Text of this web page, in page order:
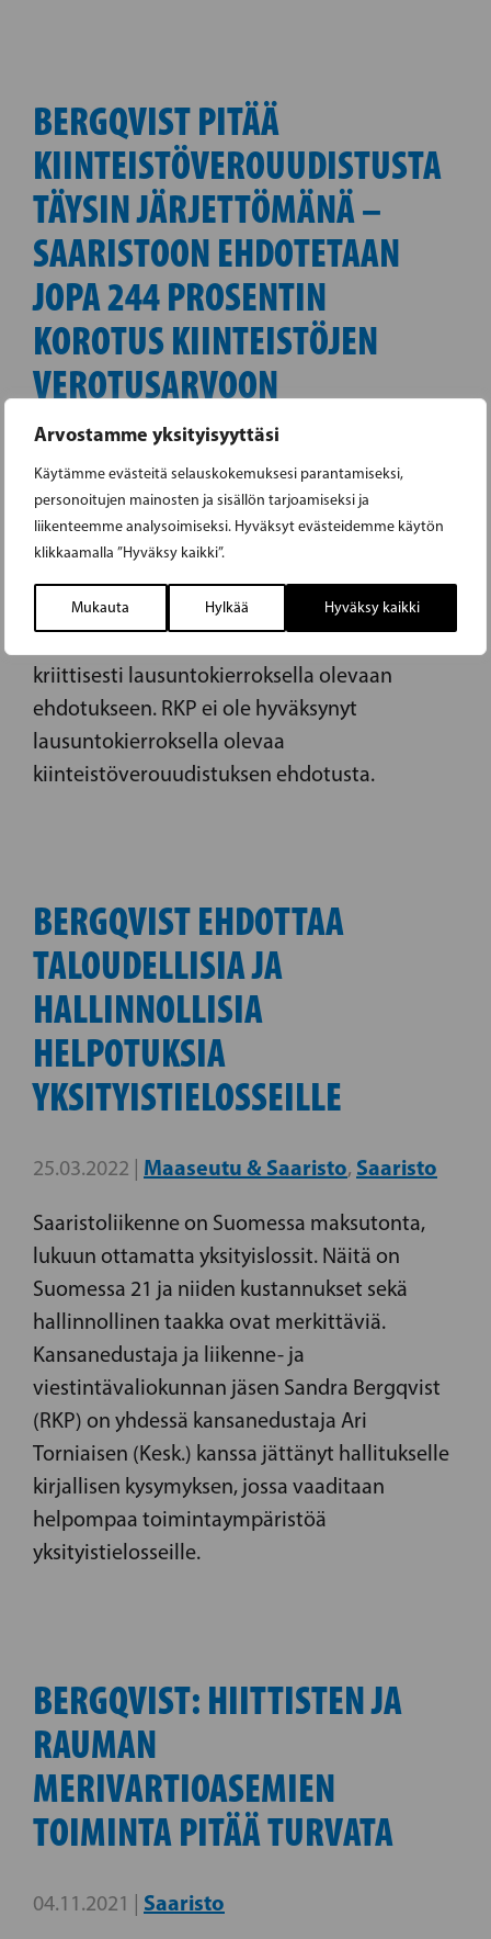
Arvostamme yksityisyyttäsi
Käytämme evästeitä selauskokemuksesi parantamiseksi,
personoitujen mainosten ja sisällön tarjoamiseksi ja
liikenteemme analysoimiseksi. Hyväksyt evästeidemme käytön
klikkaamalla ”Hyväksy kaikki”.
Mukauta Hylkää Hyväksy kaikki
BERGQVIST PITÄÄ
KIINTEISTÖVEROUUDISTUSTA
TÄYSIN JÄRJETTÖMÄNÄ –
SAARISTOON EHDOTETAAN
JOPA 244 PROSENTIN
KOROTUS KIINTEISTÖJEN
VEROTUSARVOON
Saaristo
Hallitusohjelman mukaisesti toteutetaan
kiinteistöverouudistus, jossa otettaisiin
rakennusten markkina-arvo. Kansanedustaja
kriittisesti lausuntokierroksella olevaan
ehdotukseen. RKP ei ole hyväksynyt
lausuntokierroksella olevaa
kiinteistöverouudistuksen ehdotusta.
BERGQVIST EHDOTTAA
TALOUDELLISIA JA
HALLINNOLLISIA
HELPOTUKSIA
YKSITYISTIELOSSEILLE
25.03.2022 | Maaseutu & Saaristo, Saaristo
Saaristoliikenne on Suomessa maksutonta,
lukuun ottamatta yksityislossit. Näitä on
Suomessa 21 ja niiden kustannukset sekä
hallinnollinen taakka ovat merkittäviä.
Kansanedustaja ja liikenne- ja
viestintävaliokunnan jäsen Sandra Bergqvist
(RKP) on yhdessä kansanedustaja Ari
Torniaisen (Kesk.) kanssa jättänyt hallitukselle
kirjallisen kysymyksen, jossa vaaditaan
helpompaa toimintaympäristöä
yksityistielosseille.
BERGQVIST: HIITTISTEN JA
RAUMAN
MERIVARTIOASEMIEN
TOIMINTA PITÄÄ TURVATA
04.11.2021 | Saaristo